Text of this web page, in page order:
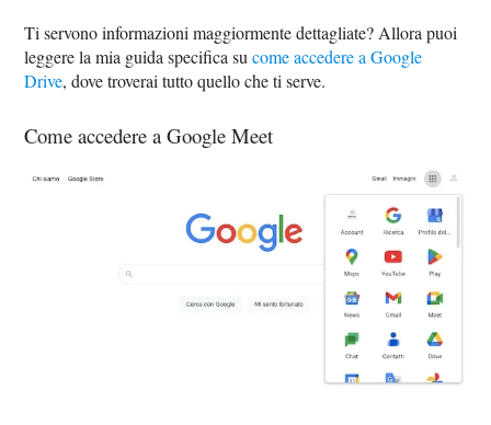
Ti servono informazioni maggiormente dettagliate? Allora puoi
leggere la mia guida specifica sucome accedere a Google
Drive, dove troverai tutto quello che ti serve.
Come accedere a Google Meet